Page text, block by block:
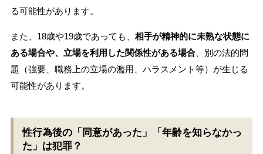
る可能性があります。
また、18歳や19歳であっても、 相手が精神的に未熟な状態に
ある場合や、立場を利用した関係性がある場合、別の法的問
題（強要、職務上の立場の濫用、ハラスメント等）が生じる
可能性があります。
性行為後の「同意があった」「年齢を知らなかっ
た」は犯罪？